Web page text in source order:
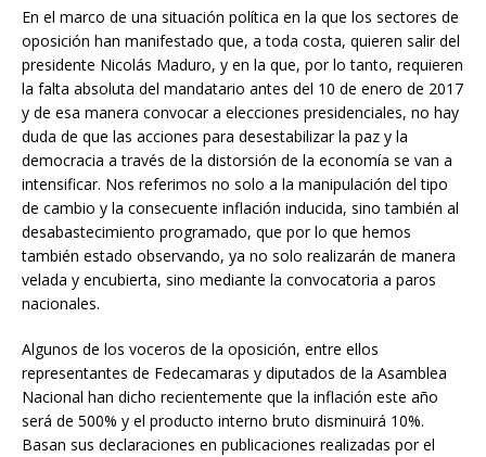
En el marco de una situación política en la que los sectores de
oposición han manifestado que, a toda costa, quieren salir del
presidente Nicolás Maduro, y en la que, por lo tanto, requieren
la falta absoluta del mandatario antes del 10 de enero de 2017
y de esa manera convocar a elecciones presidenciales, no hay
duda de que las acciones para desestabilizar la paz y la
democracia a través de la distorsión de la economía se van a
intensificar. Nos referimos no solo a la manipulación del tipo
de cambio y la consecuente inflación inducida, sino también al
desabastecimiento programado, que por lo que hemos
también estado observando, ya no solo realizarán de manera
velada y encubierta, sino mediante la convocatoria a paros
nacionales.
Algunos de los voceros de la oposición, entre ellos
representantes de Fedecamaras y diputados de la Asamblea
Nacional han dicho recientemente que la inflación este año
será de 500% y el producto interno bruto disminuirá 10%.
Basan sus declaraciones en publicaciones realizadas por el